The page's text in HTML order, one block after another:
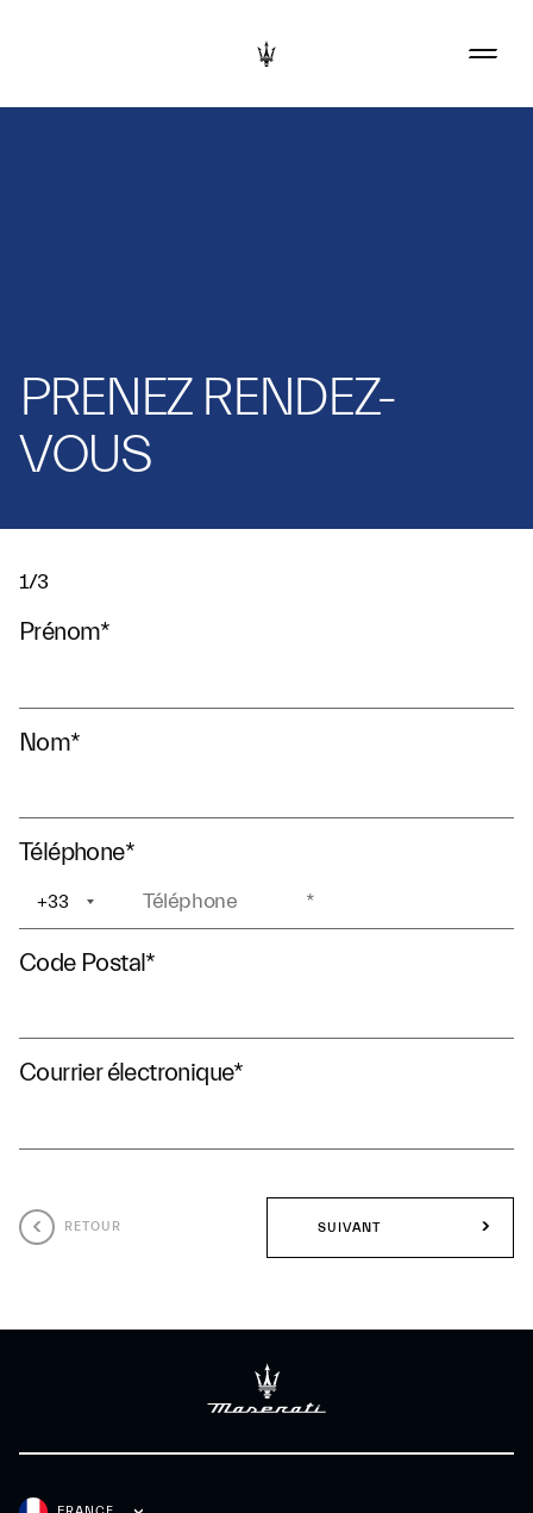
PRENEZ RENDEZ-
VOUS
1/3
Prénom*
Nom*
Téléphone*
+33
+1
Code Postal*
Courrier électronique*
RETOUR SUIVANT